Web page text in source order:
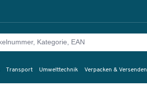
Transport Umwelttechnik Verpacken & Versenden